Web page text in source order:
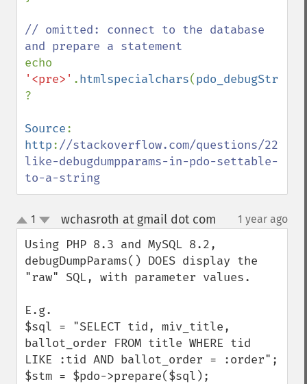
// omitted: connect to the database
'<pre>' .htmlspecialchars(
?
Source
http://stackoverflow.com/questions/
like-debugdumpparams-in-pdo-settable-
to-a-string
up
down
1 wchasroth at gmail dot com 1 year ago
Using PHP 8.3 and MySQL 8.2,
debugDumpParams() DOES display the
"raw" SQL, with parameter values.
E.g.
$sql = "SELECT tid, miv_title,
ballot_order FROM title WHERE tid
LIKE :tid AND ballot_order = :order";
$stm = $pdo->prepare($sql);